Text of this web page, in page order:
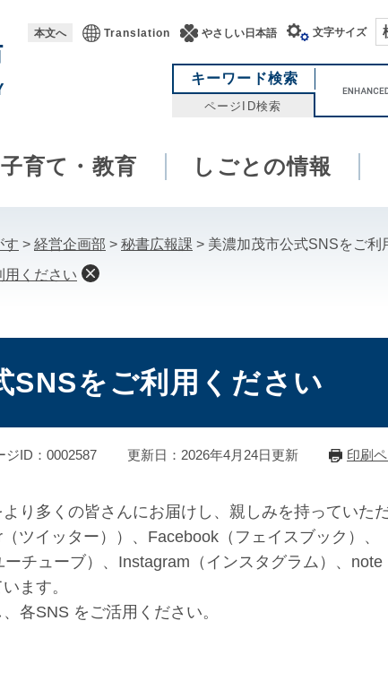
本文へ Translation やさしい日本語 文字サイズ
キーワード検索
ページID検索
ワ
ド
索
子育て・教育 しごとの情報
す > 経営企画部 > 秘書広報課 > 美濃加茂市公式SNSをご利
用ください
SNSをご利用ください
ジID：0002587 更新日：2026年4月24日更新 印刷
り多くの皆さんにお届けし、親しみを持っていた
イッター））、Facebook（フェイスブック）、
チューブ）、Instagram（インスタグラム）、note
ます。
各SNS をご活用ください。